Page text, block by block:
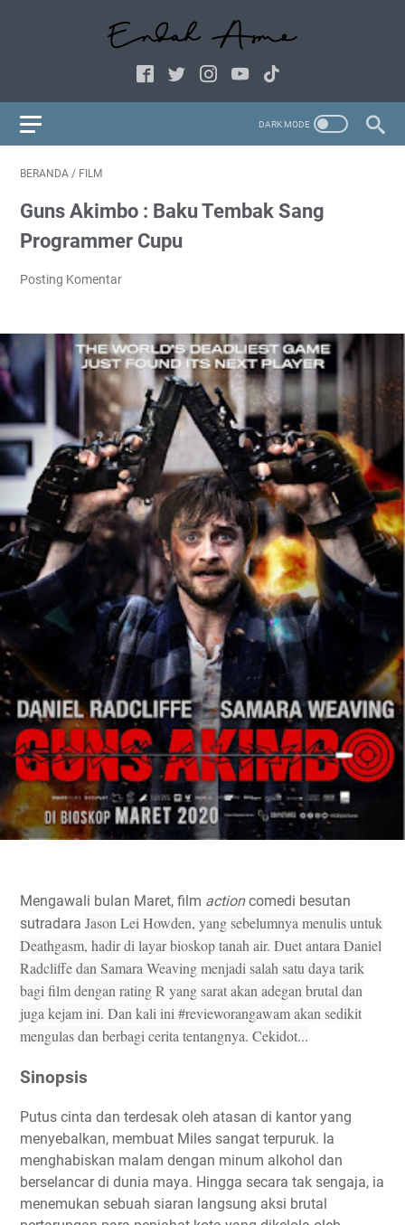
BERANDA / FILM
Guns Akimbo : Baku Tembak Sang
Programmer Cupu
Posting Komentar
Mengawali bulan Maret, film actioncomedi besutan
sutradara Jason Lei Howden, yang sebelumnya menulis untuk
Deathgasm, hadir di layar bioskop tanah air. Duet antara Daniel
Radcliffe dan Samara Weaving menjadi salah satu daya tarik
bagi film dengan rating R yang sarat akan adegan brutal dan
juga kejam ini. Dan kali ini #revieworangawam akan sedikit
mengulas dan berbagi cerita tentangnya. Cekidot...
Sinopsis
Putus cinta dan terdesak oleh atasan di kantor yang
menyebalkan, membuat Miles sangat terpuruk. Ia
menghabiskan malam dengan minum alkohol dan
berselancar di dunia maya. Hingga secara tak sengaja, ia
menemukan sebuah siaran langsung aksi brutal